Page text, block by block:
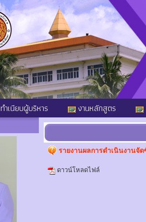
ทำเนียบผู้บริหาร งานหลักสูตร
รายงานผลการดำเนินงานจั
ดาวน์โหลดไฟล์